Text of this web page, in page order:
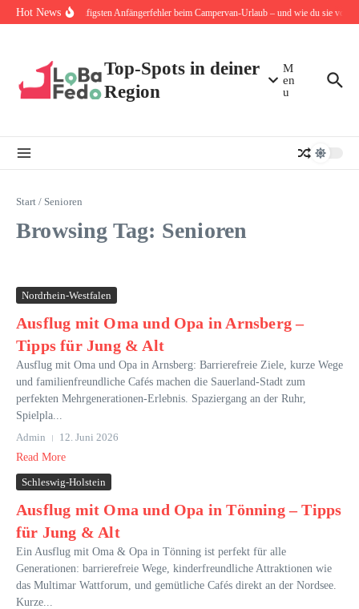
Zum Inhalt springen
Hot NewsDie 10 häufigsten Anfängerfehler beim Campervan-Urlaub – und wie du sie von
Top-Spots in deiner
Region
M
en
u
Start / Senioren
Browsing Tag: Senioren
Nordrhein-Westfalen
Ausflug mit Oma und Opa in Arnsberg –
Tipps für Jung & Alt
Ausflug mit Oma und Opa in Arnsberg: Barrierefreie Ziele, kurze Wege
und familienfreundliche Cafés machen die Sauerland-Stadt zum
perfekten Mehrgenerationen-Erlebnis. Spaziergang an der Ruhr,
Spielpla...
Admin
12. Juni 2026
Read More
Schleswig-Holstein
Ausflug mit Oma und Opa in Tönning – Tipps
für Jung & Alt
Ein Ausflug mit Oma & Opa in Tönning ist perfekt für alle
Generationen: barrierefreie Wege, kinderfreundliche Attraktionen wie
das Multimar Wattforum, und gemütliche Cafés direkt an der Nordsee.
Kurze...